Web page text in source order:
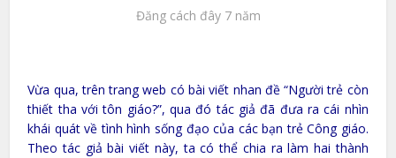
Đăng cách đây 7 năm
Vừa qua, trên trang web có bài viết nhan đề “Người trẻ còn
thiết tha với tôn giáo?”, qua đó tác giả đã đưa ra cái nhìn
khái quát về tình hình sống đạo của các bạn trẻ Công giáo.
Theo tác giả bài viết này, ta có thể chia ra làm hai thành